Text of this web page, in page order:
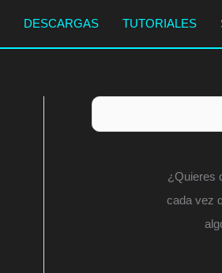
DESCARGAS TUTORIALES
Buscar
¿Quieres
cada vez